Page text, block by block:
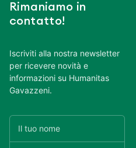
Rimaniamo in
contatto!
Iscriviti alla nostra newsletter
per ricevere novità e
informazioni su Humanitas
Gavazzeni.